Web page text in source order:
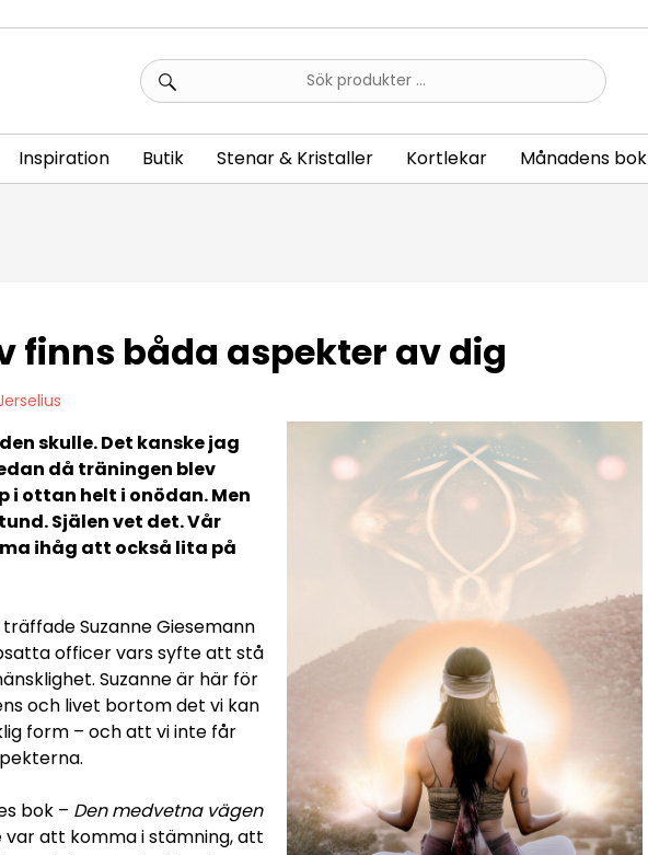
Sök
efter:
Inspiration Butik Stenar & Kristaller Kortlekar Månadens bok
finns båda aspekter av dig
skulle. Det kanske jag
då träningen blev
ottan helt i onödan. Men
Själen vet det. Vår
ihåg att också lita på
Suzanne Giesemann
officer vars syfte att stå
Suzanne är här för
och livet bortom det vi kan
form – och att vi inte får
bok – Den medvetna vägen
var att komma i stämning, att